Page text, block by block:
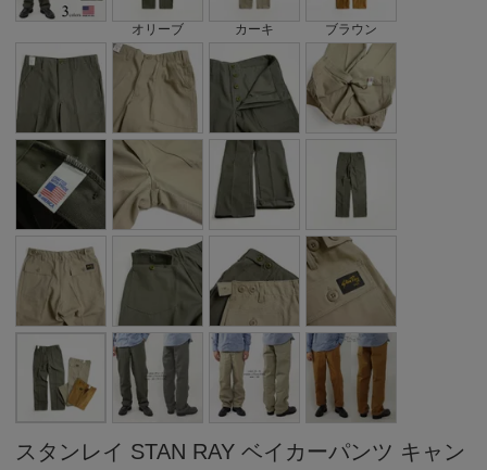
オリーブ カーキ ブラウン
スタンレイ STAN RAY ベイカーパンツ キャン